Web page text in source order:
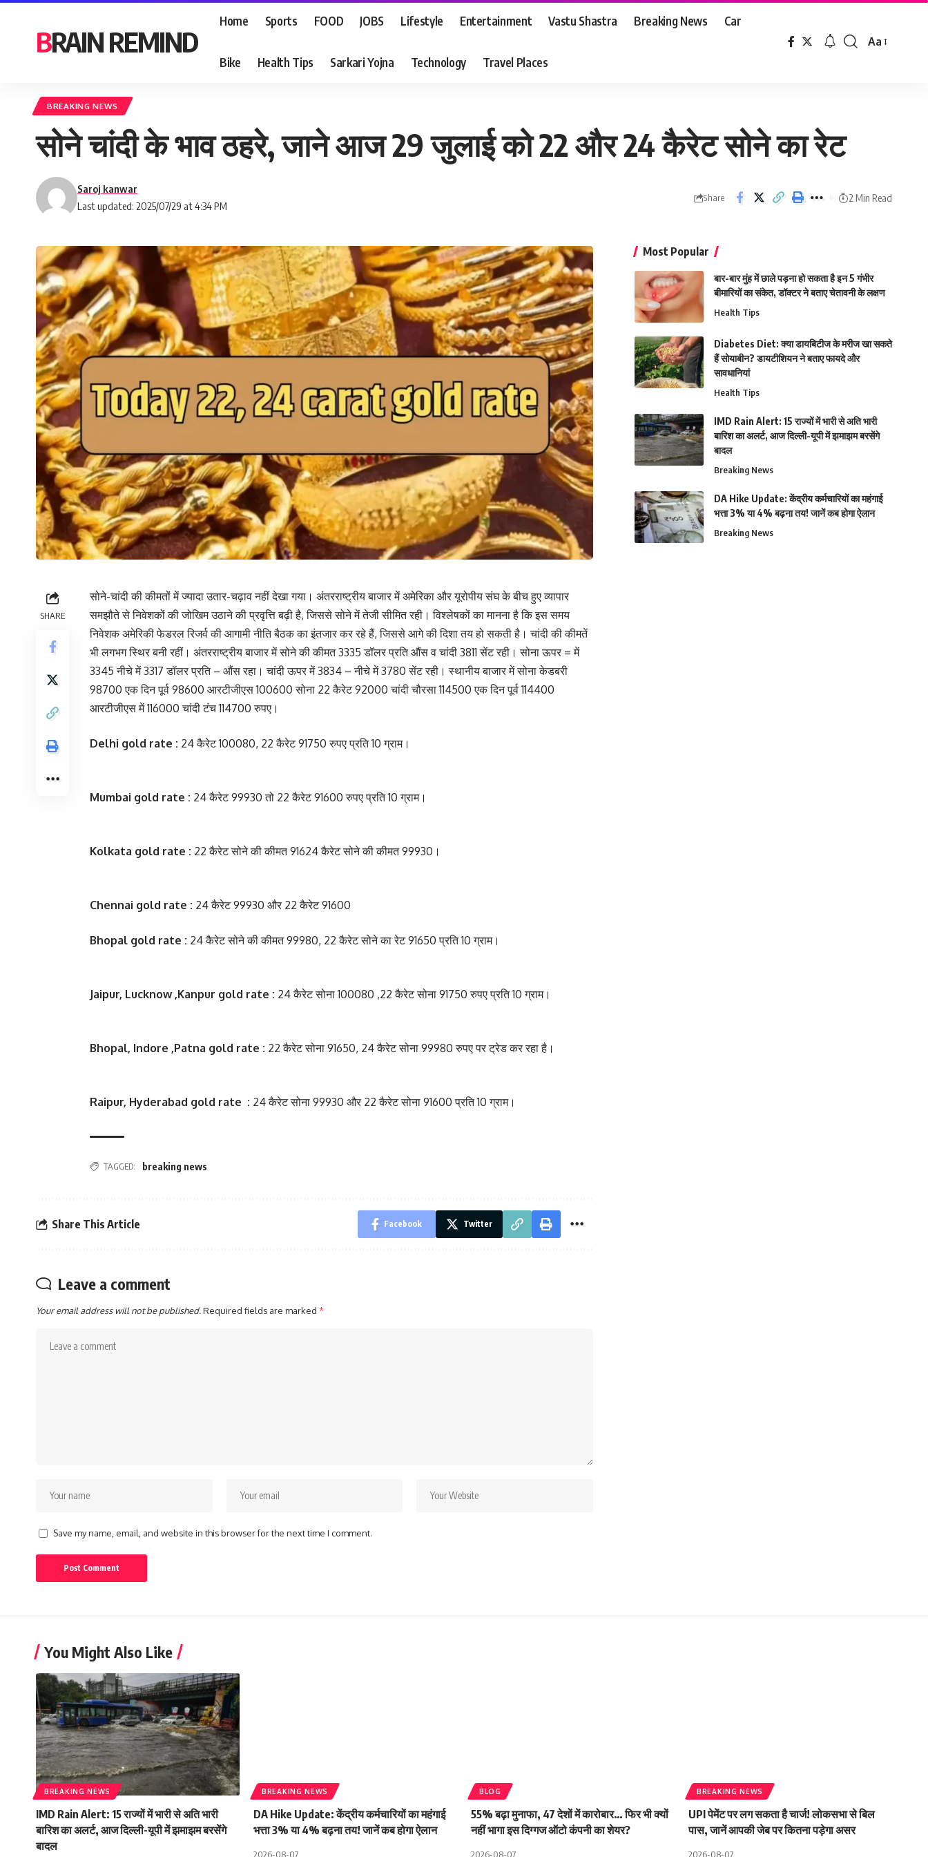
BRAIN REMIND
Home Sports FOOD JOBS Lifestyle Entertainment Vastu Shastra Breaking News Car
Bike Health Tips Sarkari Yojna Technology Travel Places
Font
Aa
BREAKING NEWS
सोने चांदी के भाव ठहरे, जाने आज 29 जुलाई को 22 और 24 कैरेट सोने का रेट
Last updated: 2025/07/29 at 4:34 PM
Saroj kanwar
Share 2 Min Read
SHARE
सोने-चांदी की कीमतों में ज्यादा उतार-चढ़ाव नहीं देखा गया। अंतरराष्ट्रीय बाजार में अमेरिका और यूरोपीय संघ के बीच हुए व्यापार
समझौते से निवेशकों की जोखिम उठाने की प्रवृत्ति बढ़ी है, जिससे सोने में तेजी सीमित रही। विश्लेषकों का मानना है कि इस समय
निवेशक अमेरिकी फेडरल रिजर्व की आगामी नीति बैठक का इंतजार कर रहे हैं, जिससे आगे की दिशा तय हो सकती है। चांदी की कीमतें
भी लगभग स्थिर बनी रहीं। अंतरराष्ट्रीय बाजार में सोने की कीमत 3335 डॉलर प्रति औंस व चांदी 3811 सेंट रही। सोना ऊपर = में
3345 नीचे में 3317 डॉलर प्रति – औंस रहा। चांदी ऊपर में 3834 – नीचे में 3780 सेंट रही। स्थानीय बाजार में सोना केडबरी
98700 एक दिन पूर्व 98600 आरटीजीएस 100600 सोना 22 कैरेट 92000 चांदी चौरसा 114500 एक दिन पूर्व 114400
आरटीजीएस में 116000 चांदी टंच 114700 रुपए।
Delhi gold rate : 24 कैरेट 100080, 22 कैरेट 91750 रुपए प्रति 10 ग्राम।
Mumbai gold rate : 24 कैरेट 99930 तो 22 कैरेट 91600 रुपए प्रति 10 ग्राम।
Kolkata gold rate : 22 कैरेट सोने की कीमत 91624 कैरेट सोने की कीमत 99930।
Chennai gold rate : 24 कैरेट 99930 और 22 कैरेट 91600
Bhopal gold rate : 24 कैरेट सोने की कीमत 99980, 22 कैरेट सोने का रेट 91650 प्रति 10 ग्राम।
Jaipur, Lucknow ,Kanpur gold rate : 24 कैरेट सोना 100080 ,22 कैरेट सोना 91750 रुपए प्रति 10 ग्राम।
Bhopal, Indore ,Patna gold rate : 22 कैरेट सोना 91650, 24 कैरेट सोना 99980 रुपए पर ट्रेड कर रहा है।
Raipur, Hyderabad gold rate : 24 कैरेट सोना 99930 और 22 कैरेट सोना 91600 प्रति 10 ग्राम।
TAGGED: breaking news
Share This Article Facebook Twitter
Leave a comment
Your email address will not be published.Required fields are marked *
Save my name, email, and website in this browser for the next time I comment.
Most Popular
बार-बार मुंह में छाले पड़ना हो सकता है इन 5 गंभीर
बीमारियों का संकेत, डॉक्टर ने बताए चेतावनी के लक्षण
Health Tips
Diabetes Diet: क्या डायबिटीज के मरीज खा सकते
हैं सोयाबीन? डायटीशियन ने बताए फायदे और
सावधानियां
Health Tips
IMD Rain Alert: 15 राज्यों में भारी से अति भारी
बारिश का अलर्ट, आज दिल्ली-यूपी में झमाझम बरसेंगे
बादल
Breaking News
DA Hike Update: केंद्रीय कर्मचारियों का महंगाई
भत्ता 3% या 4% बढ़ना तय! जानें कब होगा ऐलान
Breaking News
You Might Also Like
BREAKING NEWS
IMD Rain Alert: 15 राज्यों में भारी से अति भारी
बारिश का अलर्ट, आज दिल्ली-यूपी में झमाझम बरसेंगे
बादल
BREAKING NEWS
DA Hike Update: केंद्रीय कर्मचारियों का महंगाई
भत्ता 3% या 4% बढ़ना तय! जानें कब होगा ऐलान
2026-08-07
BLOG
55% बढ़ा मुनाफा, 47 देशों में कारोबार… फिर भी क्यों
नहीं भागा इस दिग्गज ऑटो कंपनी का शेयर?
2026-08-07
BREAKING NEWS
UPI पेमेंट पर लग सकता है चार्ज! लोकसभा से बिल
पास, जानें आपकी जेब पर कितना पड़ेगा असर
2026-08-07